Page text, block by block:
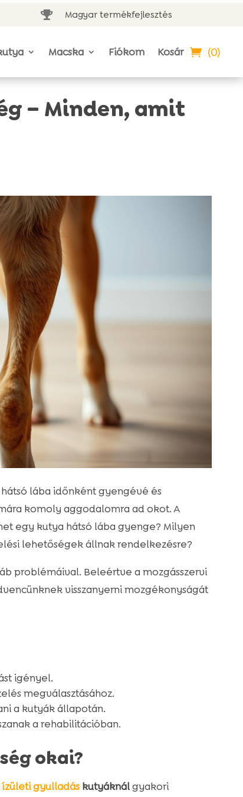
 Magyar termékfejlesztés
Macska Fiókom Kosár (0)
– Minden, amit
lába időnként gyengévé és
komoly aggodalomra ad okot. A
egy kutya hátsó lába gyenge? Milyen
lehetőségek állnak rendelkezésre?
problémáival. Beleértve a mozgásszervi
visszanyerni mozgékonyságát
igényel.
megválasztásához.
a kutyák állapotán.
a rehabilitációban.
okai?
ízületi gyulladáskutyáknálgyakori